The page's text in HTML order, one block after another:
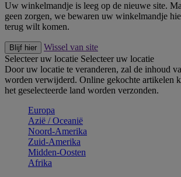
Uw winkelmandje is leeg op de nieuwe site.
geen zorgen, we bewaren uw winkelmandje
terug wilt komen.
Blijf hier
Wissel van site
Selecteer uw locatie Selecteer uw locatie
Door uw locatie te veranderen, zal de inhoud
worden verwijderd. Online gekochte artikelen
het geselecteerde land worden verzonden.
Europa
Aziё / Oceaniё
Noord-Amerika
Zuid-Amerika
Midden-Oosten
Afrika